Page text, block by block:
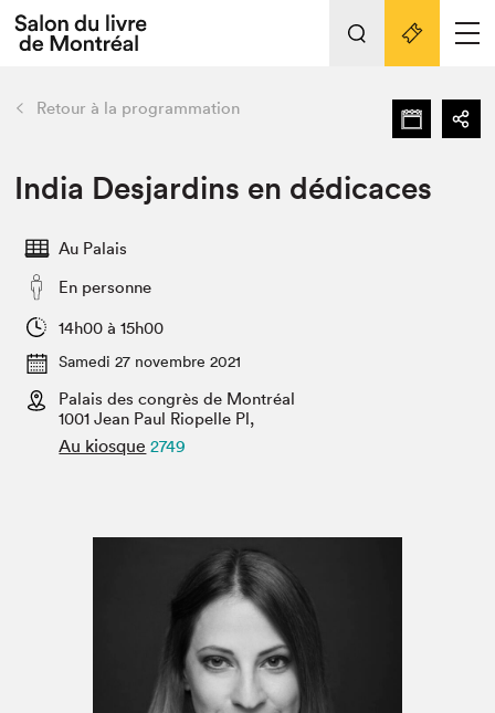
Espace exposant⋅e⋅s
Espace enseignant·e·s
L'événement
Préparer sa visite au Salon
Actualités
SLM PRO
retour Nos activités
Préparer sa visite
Salon au Palais
Projets partenaires
Liens pratiques
Retour à la programmation
India Desjardins en dédicaces
Au Palais
En personne
14h00 à 15h00
Samedi 27 novembre 2021
Palais des congrès de Montréal
1001 Jean Paul Riopelle Pl,
Au kiosque 2749